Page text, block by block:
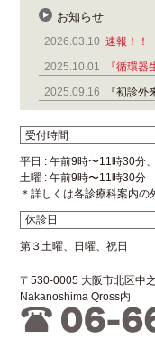
お知らせ
2026.03.10 速報！！
2025.10.01
『循環
2025.09.16
『初診外
受付時間
平日 : 午前9時〜11時30分
土曜 : 午前9時〜11時30分
＊詳しくは各診療科案内の
休診日
第３土曜、日曜、祝日
〒530-0005 大阪市北区中
Nakanoshima Qross内